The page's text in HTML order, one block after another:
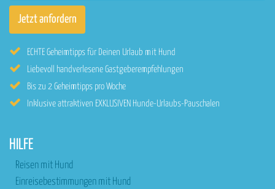
ECHTE Geheimtipps für Deinen Urlaub mit Hund
Liebevoll handverlesene Gastgeberempfehlungen
Bis zu 2 Geheimtipps pro Woche
Inklusive attraktiven EXKLUSIVEN Hunde-Urlaubs-Pauschalen
HILFE
Reisen mit Hund
Einreisebestimmungen mit Hund